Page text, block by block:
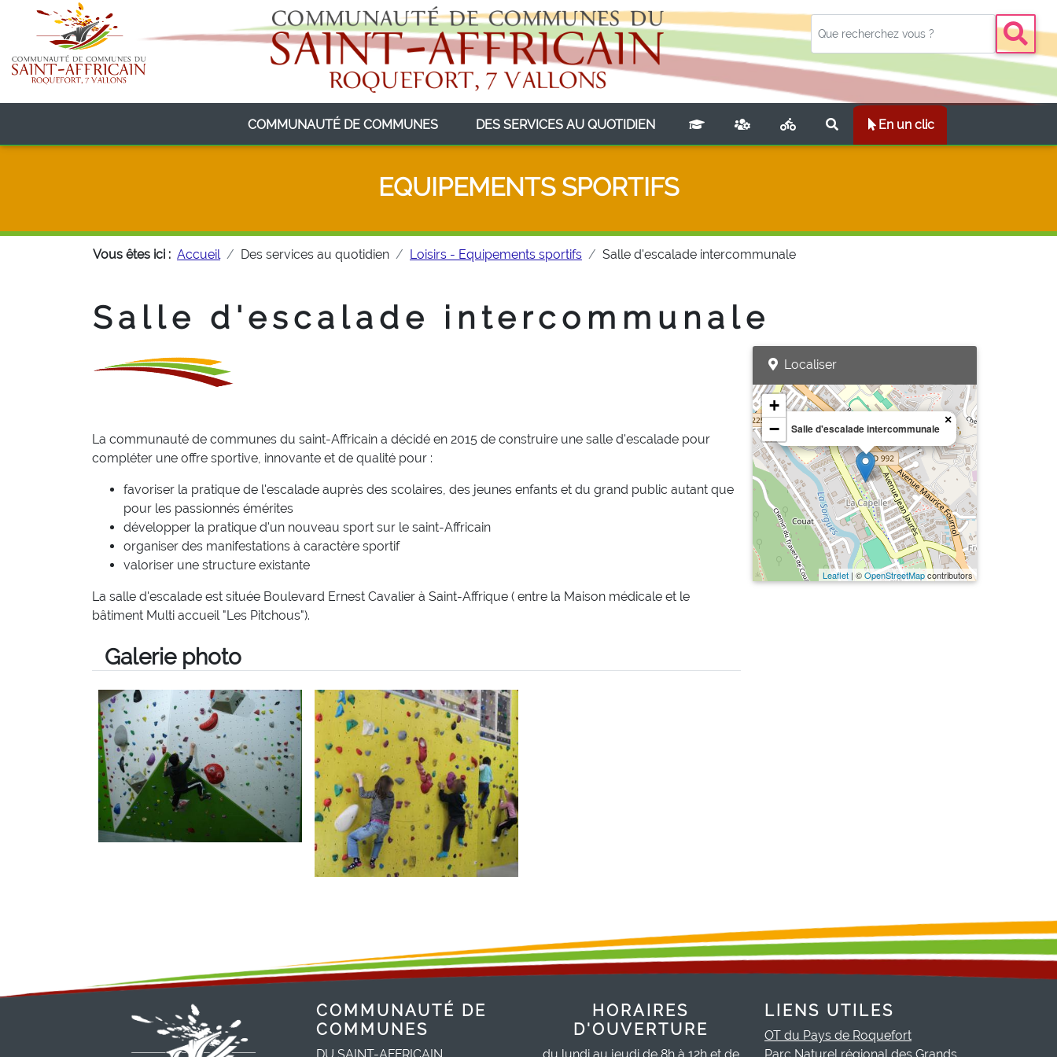
COMMUNAUTÉ DE COMMUNES(CURRENT)DES SERVICES AU QUOTIDIEN(CURRENT) En un clic
EQUIPEMENTS SPORTIFS
Vous êtes ici : Accueil Des services au quotidien Loisirs - Equipements sportifs Salle d'escalade intercommunale
Salle d'escalade intercommunale
La communauté de communes du saint-Affricain a décidé en 2015 de construire une salle d'escalade pour
compléter une offre sportive, innovante et de qualité pour :
favoriser la pratique de l'escalade auprès des scolaires, des jeunes enfants et du grand public autant que
pour les passionnés émérites
développer la pratique d'un nouveau sport sur le saint-Affricain
organiser des manifestations à caractère sportif
valoriser une structure existante
La salle d'escalade est située Boulevard Ernest Cavalier à Saint-Affrique ( entre la Maison médicale et le
bâtiment Multi accueil "Les Pitchous").
Galerie photo
Localiser
Salle d'escalade intercommunale
×
+
−
Leaflet | ©OpenStreetMapcontributors
COMMUNAUTÉ DE
COMMUNES
HORAIRES
D'OUVERTURE
LIENS UTILES
OT du Pays de Roquefort